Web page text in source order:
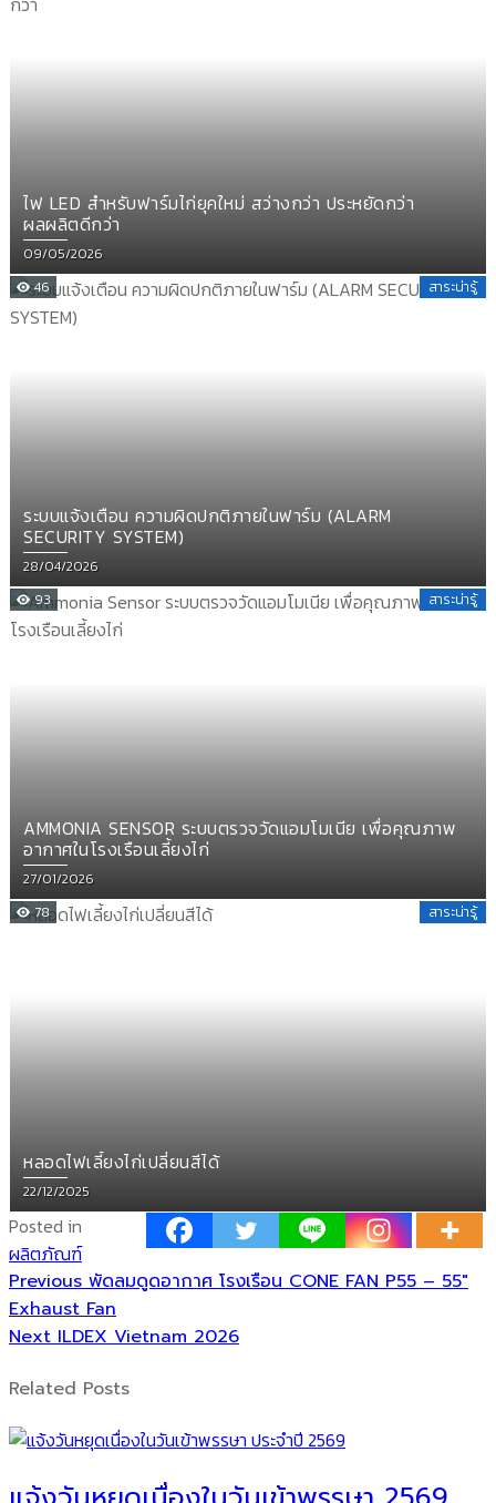
ไฟ LED สำหรับฟาร์มไก่ยุคใหม่ สว่างกว่า ประหยัดกว่า
ผลผลิตดีกว่า
Posted
on
09/05/2026
46
สาระน่ารู้
ระบบแจ้งเตือน ความผิดปกติภายในฟาร์ม (ALARM
SECURITY SYSTEM)
Posted
on
28/04/2026
93
สาระน่ารู้
AMMONIA SENSOR ระบบตรวจวัดแอมโมเนีย เพื่อคุณภาพ
อากาศในโรงเรือนเลี้ยงไก่
Posted
on
27/01/2026
78
สาระน่ารู้
หลอดไฟเลี้ยงไก่เปลี่ยนสีได้
Posted
on
22/12/2025
Posted in
ผลิตภัณฑ์
แนะแนว
เรื่อง
Previous Previous
post:
พัดลมดูดอากาศ โรงเรือน CONE FAN P55 – 55″
Exhaust Fan
Next Next
ILDEX Vietnam 2026
Related Posts